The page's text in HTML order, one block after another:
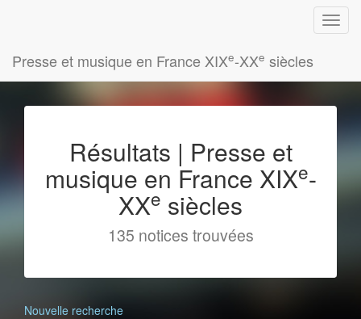
Presse et musique en France XIXe-XXe siècles
Résultats | Presse et
musique en France XIXe-
XXe siècles
135 notices trouvées
Nouvelle recherche